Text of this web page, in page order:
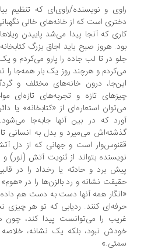
و نویسنده/راوی‌ای که تنظیم بیانی
است که از خانه‌های خالی نگهبانی
که آنجا پیدا می‌شد پاییدن ویلاها و
هروز صبح باید اجاق بزرگ کتابخانه را
در تا لب جاده را پارو می‌کردم و یک راه
و هرچند روز یک بار همه‌جا را تمیز و
درون خانه‌های مختلف و گردگیری
تازه و تجربه‌های تازه‌ای مواجه
استعاره‌ای از «کتابخانه» یا
که در بین آنها جابه‌جا می‌شود. انگار
می‌میرد و بدل به انسانی تازه
است و جهانی که از دل آتش و
بتواند از ثنویت آتش (نور) و سرما
برد و حادثه یا رخداد را در قالبی
نشانه و رد بالزن‌ها را در «هوم» ‌و
همه آنها دست به دست هم داده بودند
کنند. رد‌یابی که تو هر چیزی
را می‌توانست پیدا کند، چون هر
نبود، بلکه یک نشانه، خلاصه و ردی